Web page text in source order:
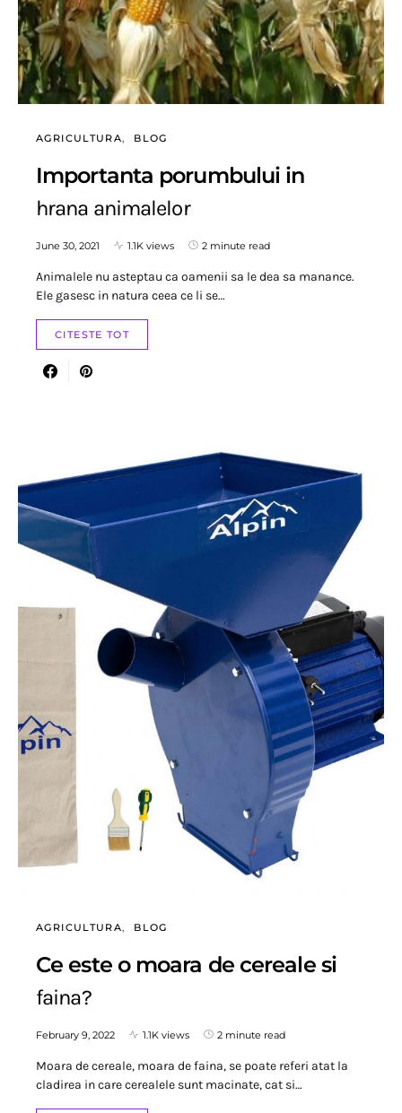
AGRICULTURA BLOG
Importanta porumbului in
hrana animalelor
June 30, 2021 1.1K views 2 minute read
Animalele nu asteptau ca oamenii sa le dea sa manance.
Ele gasesc in natura ceea ce li se…
CITESTE TOT
AGRICULTURA BLOG
Ce este o moara de cereale si
faina?
February 9, 2022 1.1K views 2 minute read
Moara de cereale, moara de faina, se poate referi atat la
cladirea in care cerealele sunt macinate, cat si…